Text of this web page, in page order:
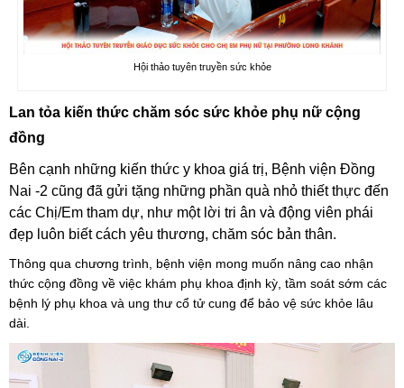
Hội thảo tuyên truyền sức khỏe
Lan tỏa kiến thức chăm sóc sức khỏe phụ nữ cộng
đồng
Bên cạnh những kiến thức y khoa giá trị, Bệnh viện Đồng
Nai -2 cũng đã gửi tặng những phần quà nhỏ thiết thực đến
các Chị/Em tham dự, như một lời tri ân và động viên phái
đẹp luôn biết cách yêu thương, chăm sóc bản thân.
Thông qua chương trình, bệnh viện mong muốn nâng cao nhận
thức cộng đồng về việc khám phụ khoa định kỳ, tầm soát sớm các
bệnh lý phụ khoa và ung thư cổ tử cung để bảo vệ sức khỏe lâu
dài.